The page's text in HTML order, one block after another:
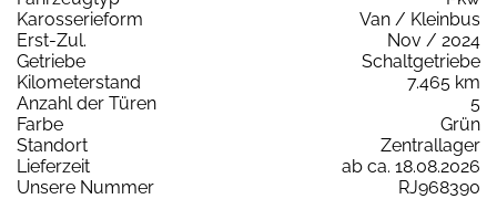
Karosserieform
Van / Kleinbus
Erst-Zul.
Nov / 2024
Getriebe
Schaltgetriebe
Kilometerstand
7.465 km
Anzahl der Türen
5
Farbe
Grün
Standort
Zentrallager
Lieferzeit
ab ca. 18.08.2026
Unsere Nummer
RJ968390